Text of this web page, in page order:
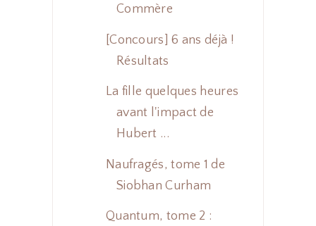
Commère
[Concours] 6 ans déjà !
Résultats
La fille quelques heures
avant l'impact de
Hubert ...
Naufragés, tome 1 de
Siobhan Curham
Quantum, tome 2 :